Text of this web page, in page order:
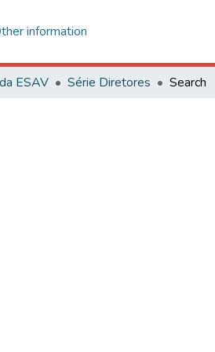
information
ESAV Série Diretores Search